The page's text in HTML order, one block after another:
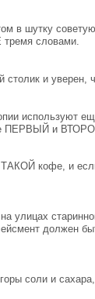
в шутку
словами.
и уверен,
используют
ПЕРВЫЙ и
кофе, и
улицах
должен
соли и